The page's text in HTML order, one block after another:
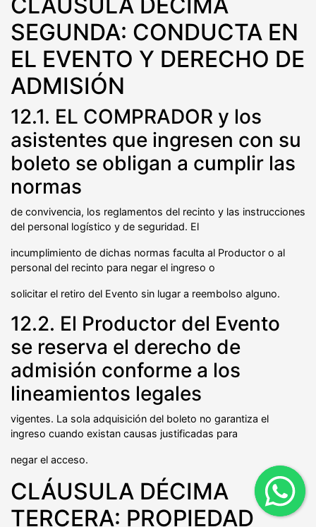
SEGUNDA: CONDUCTA EN
EL EVENTO Y DERECHO DE
ADMISIÓN
12.1. EL COMPRADOR y los
asistentes que ingresen con su
boleto se obligan a cumplir las
normas
de convivencia, los reglamentos del recinto y las instrucciones
del personal logístico y de seguridad. El
incumplimiento de dichas normas faculta al Productor o al
personal del recinto para negar el ingreso o
solicitar el retiro del Evento sin lugar a reembolso alguno.
12.2. El Productor del Evento
se reserva el derecho de
admisión conforme a los
lineamientos legales
vigentes. La sola adquisición del boleto no garantiza el
ingreso cuando existan causas justificadas para
negar el acceso.
CLÁUSULA DÉCIMA
TERCERA: PROPIEDAD